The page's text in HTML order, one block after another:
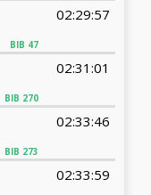
BIB 47
02:29:57
BIB 270
02:31:01
BIB 273
02:33:46
02:33:59